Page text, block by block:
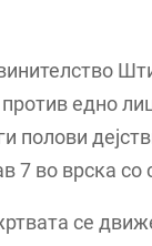
едно
полови
7 во врска
се